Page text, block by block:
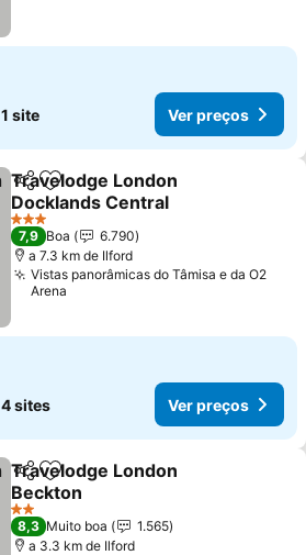
1 site Ver preços
PartilharAdicionar aos favoritos
Travelodge London
Docklands Central
Ver preços
3 Estrelas
7,9 Boa
6.790
a 7.3 km de Ilford
Vistas panorâmicas do Tâmisa e da O2
Arena
4 sites Ver preços
PartilharAdicionar aos favoritos
Travelodge London
Beckton
Ver preços
2 Estrelas
8,3 Muito boa
1.565
a 3.3 km de Ilford